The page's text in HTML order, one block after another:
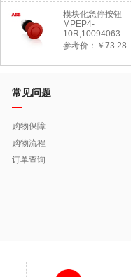
模块化急停按钮
MPEP4-
10R;10094063
参考价：￥73.28
常见问题
购物保障
购物流程
订单查询